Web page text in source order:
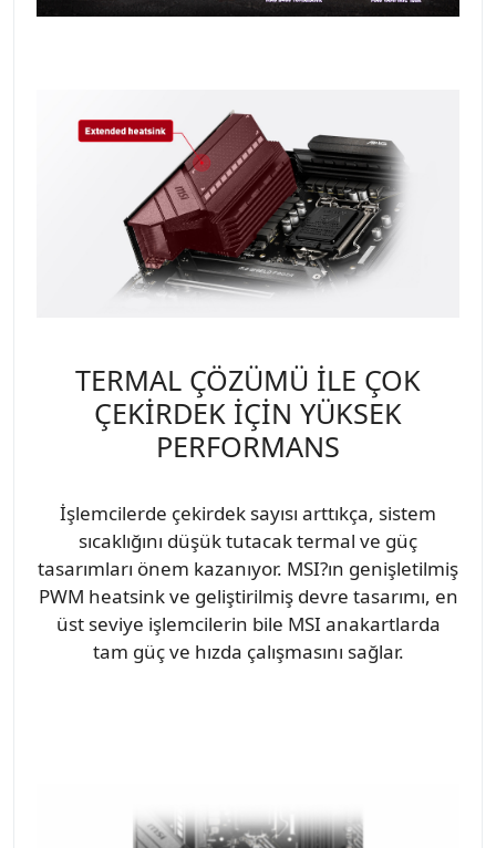
TERMAL ÇÖZÜMÜ İLE ÇOK
ÇEKİRDEK İÇİN YÜKSEK
PERFORMANS
İşlemcilerde çekirdek sayısı arttıkça, sistem
sıcaklığını düşük tutacak termal ve güç
tasarımları önem kazanıyor. MSI?ın genişletilmiş
PWM heatsink ve geliştirilmiş devre tasarımı, en
üst seviye işlemcilerin bile MSI anakartlarda
tam güç ve hızda çalışmasını sağlar.